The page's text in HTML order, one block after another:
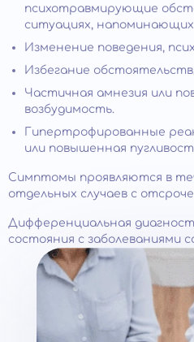
психотравмирующие
ситуациях,
Изменение поведения,
Избегание
Частичная амнезия или
возбудимость.
Гипертрофированные
или повышенная
Симптомы проявляются в
отдельных случаев с
Дифференциальная
состояния с заболеваниями